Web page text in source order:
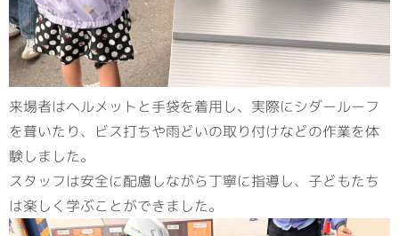
来場者はヘルメットと手袋を着用し、実際にシダールーフ
を葺いたり、ビス打ちや雨どいの取り付けなどの作業を体
験しました。
スタッフは安全に配慮しながら丁寧に指導し、子どもたち
は楽しく学ぶことができました。